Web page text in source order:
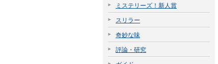
ミステリーズ！新人賞
スリラー
奇妙な味
評論・研究